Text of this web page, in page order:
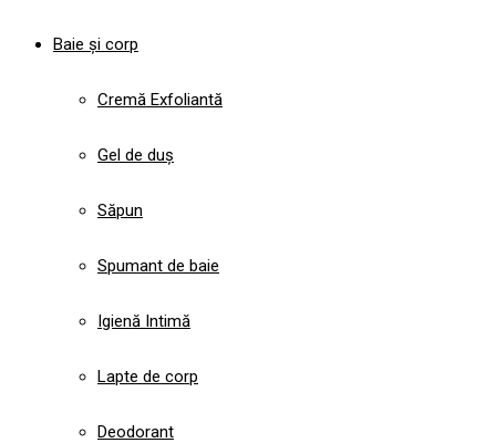
Baie și corp
Cremă Exfoliantă
Gel de duș
Săpun
Spumant de baie
Igienă Intimă
Lapte de corp
Deodorant